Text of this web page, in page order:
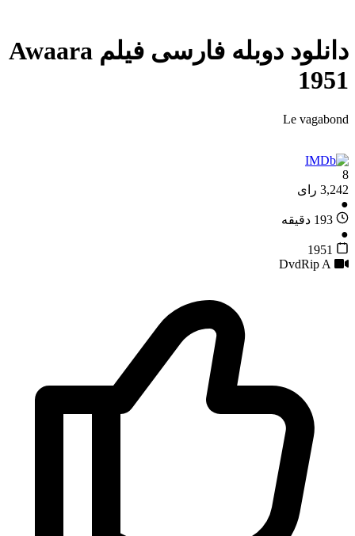
دانلود دوبله فارسی فیلم Awaara
1951
Le vagabond
8
3,242 رای
●
193 دقیقه
●
1951
A